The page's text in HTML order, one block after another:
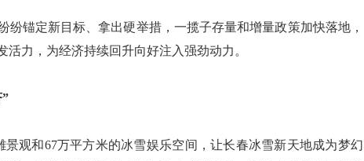
锚定新目标、拿出硬举措，一揽子存量和增量政策加快落地，
力，为经济持续回升向好注入强劲动力。
观和67万平方米的冰雪娱乐空间，让长春冰雪新天地成为梦幻